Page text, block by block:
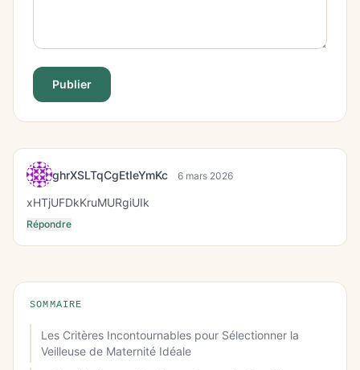
Publier
ghrXSLTqCgEtIeYmKc 6 mars 2026
xHTjUFDkKruMURgiUIk
Répondre
SOMMAIRE
Les Critères Incontournables pour Sélectionner la
Veilleuse de Maternité Idéale